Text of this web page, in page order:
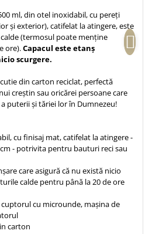
ml, din otel inoxidabil, cu pereți
și exterior), catifelat la atingere, este
(termosul poate menține
ore).Capacul este etanș
scurgere.
din carton reciclat, perfectă
creștin sau oricărei persoane care
puterii și tăriei lor în Dumnezeu!
cu finisaj mat, catifelat la atingere -
- potrivita pentru bauturi reci sau
care asigură că nu există nicio
calde pentru până la 20 de ore
cu microunde, mașina de
carton